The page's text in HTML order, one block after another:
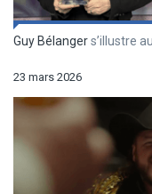
Guy Bélangers’illustre
23 mars 2026